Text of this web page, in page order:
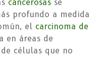
cancerosas se
profundo a medida
el carcinoma de
en áreas de
células que no